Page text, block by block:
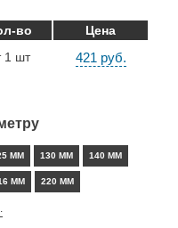
во
Цена
1 шт 421 руб.
ММ 130 ММ 140 ММ
ММ 220 ММ